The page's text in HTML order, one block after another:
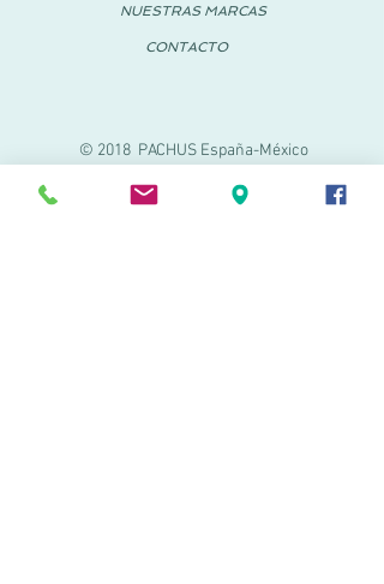
© 2018 PACHUS España-México
NUESTRAS MARCAS
CONTACTO
PACHUS VINARÒS